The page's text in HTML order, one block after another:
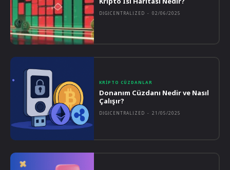
DIGICENTRALIZED - 02/06/2025
KRIPTO CÜZDANLAR
Donanım Cüzdanı Nedir ve Nasıl
Çalışır?
DIGICENTRALIZED - 21/05/2025